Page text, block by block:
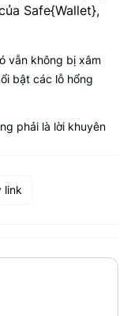
Safe{Wallet},
vẫn không bị xâm
bật các lỗ hổng
phải là lời khuyên
link